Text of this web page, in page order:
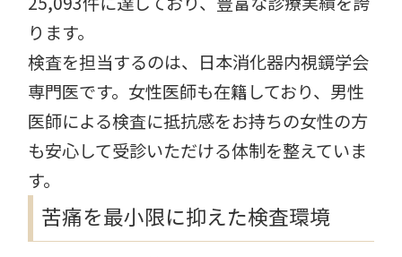
ります。
検査を担当するのは、日本消化器内視鏡学会
専門医です。女性医師も在籍しており、男性
医師による検査に抵抗感をお持ちの女性の方
も安心して受診いただける体制を整えていま
す。
苦痛を最小限に抑えた検査環境